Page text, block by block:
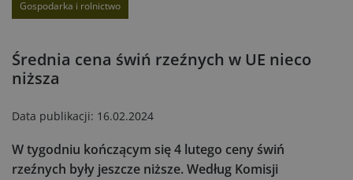
Gospodarka i rolnictwo
Średnia cena świń rzeźnych w UE nieco
niższa
Data publikacji: 16.02.2024
W tygodniu kończącym się 4 lutego ceny świń
rzeźnych były jeszcze niższe. Według Komisji